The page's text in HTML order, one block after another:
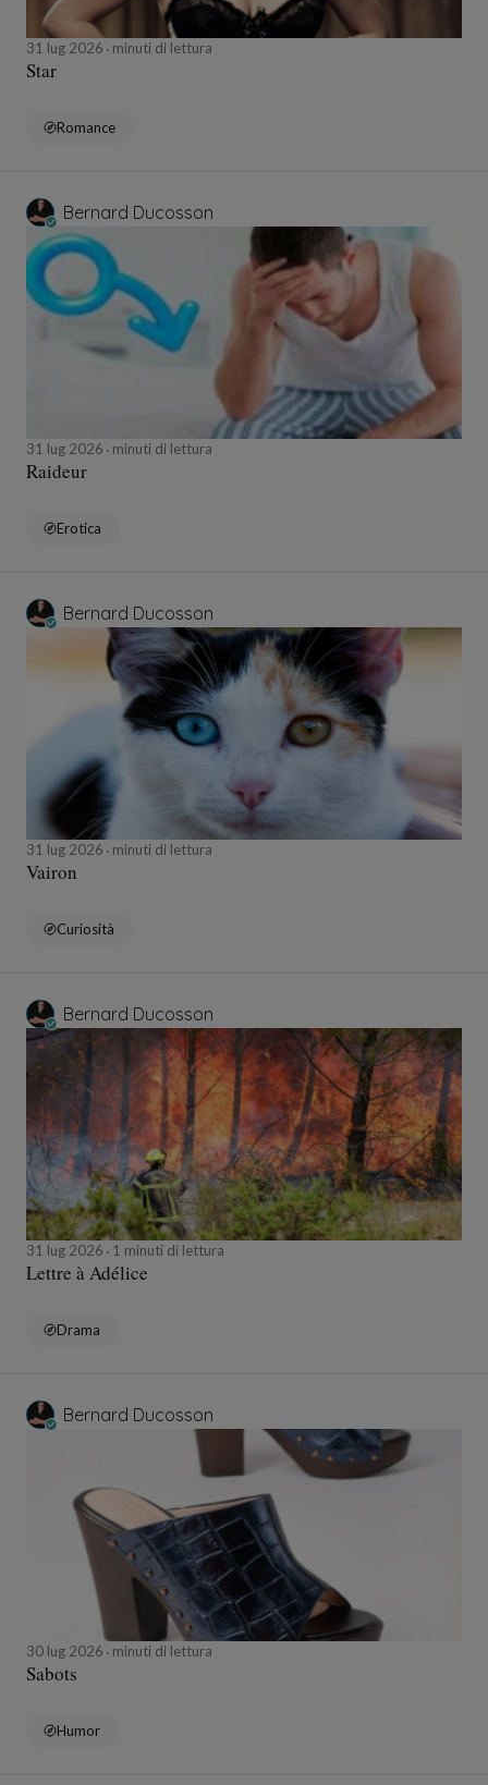
31 lug 2026 minuti di lettura
Star
Romance
Bernard Ducosson
31 lug 2026 minuti di lettura
Raideur
Erotica
Bernard Ducosson
31 lug 2026 minuti di lettura
Vairon
Curiosità
Bernard Ducosson
31 lug 2026 1 minuti di lettura
Lettre à Adélice
Drama
Bernard Ducosson
30 lug 2026 minuti di lettura
Sabots
Humor